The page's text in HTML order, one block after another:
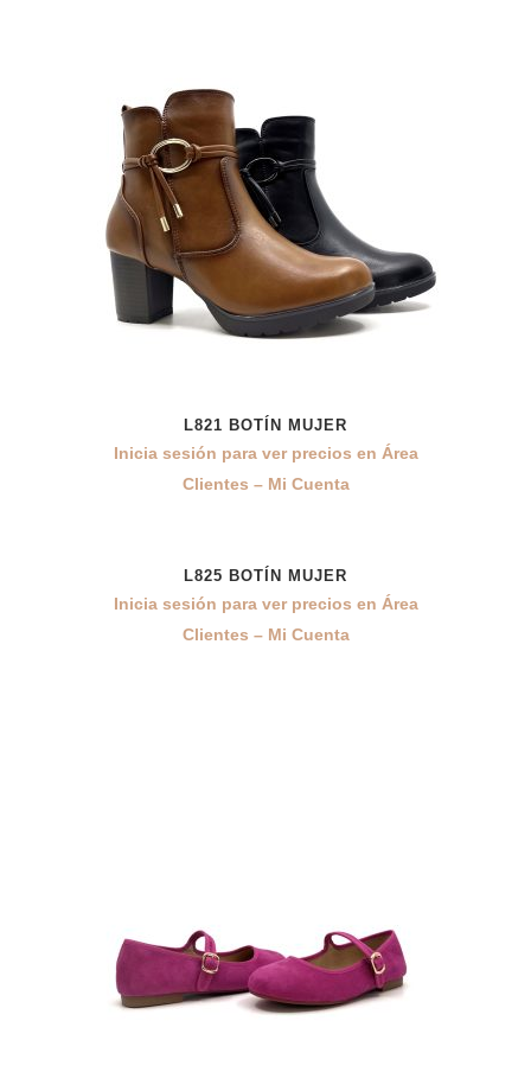
L821 BOTÍN MUJER
Inicia sesión para ver precios en Área
Clientes – Mi Cuenta
L825 BOTÍN MUJER
Inicia sesión para ver precios en Área
Clientes – Mi Cuenta